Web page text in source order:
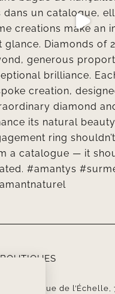
BOUTIQUES
PARIS – 5 Rue de l’Échelle,